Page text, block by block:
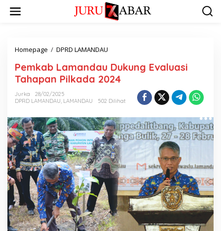
Homepage / DPRD LAMANDAU
Pemkab Lamandau Dukung Evaluasi
Tahapan Pilkada 2024
Jurka
28/02/2025
DPRD LAMANDAU, LAMANDAU 502 Dilihat